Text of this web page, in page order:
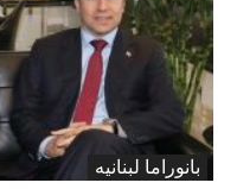
بانوراما لبنانیه